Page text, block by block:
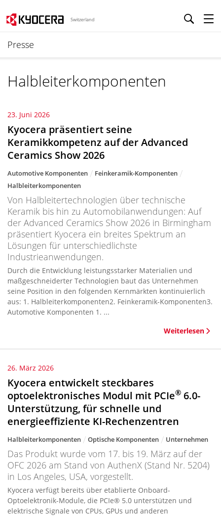
Switzerland
Presse
Halbleiterkomponenten
23. Juni 2026
Kyocera präsentiert seine
Keramikkompetenz auf der Advanced
Ceramics Show 2026
Automotive Komponenten
Feinkeramik-Komponenten
Halbleiterkomponenten
Von Halbleitertechnologien über technische
Keramik bis hin zu Automobilanwendungen: Auf
der Advanced Ceramics Show 2026 in Birmingham
präsentiert Kyocera ein breites Spektrum an
Lösungen für unterschiedlichste
Industrieanwendungen.
Durch die Entwicklung leistungsstarker Materialien und
maßgeschneiderter Technologien baut das Unternehmen
seine Position in den folgenden Kernmärkten kontinuierlich
aus: 1. Halbleiterkomponenten2. Feinkeramik-Komponenten3.
Automotive Komponenten 1. ...
Weiterlesen
26. März 2026
Kyocera entwickelt steckbares
optoelektronisches Modul mit PCIe® 6.0-
Unterstützung, für schnelle und
energieeffiziente KI-Rechenzentren
Halbleiterkomponenten Optische Komponenten Unternehmen
Das Produkt wurde vom 17. bis 19. März auf der
OFC 2026 am Stand von AuthenX (Stand Nr. 5204)
in Los Angeles, USA, vorgestellt.
Kyocera verfügt bereits über etablierte Onboard-
Optoelektronik-Module, die PCIe® 5.0 unterstützen und
elektrische Signale von CPUs, GPUs und anderen